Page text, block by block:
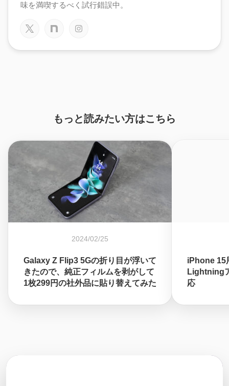
味を満喫するべく試行錯誤中。
もっと読みたい方はこちら
2024/02/25
Galaxy Z Flip3 5Gの折り目が浮いて
きたので、純正フィルムを剥がして
1枚299円の社外品に貼り替えてみた
iPhone 15
Lightning
応